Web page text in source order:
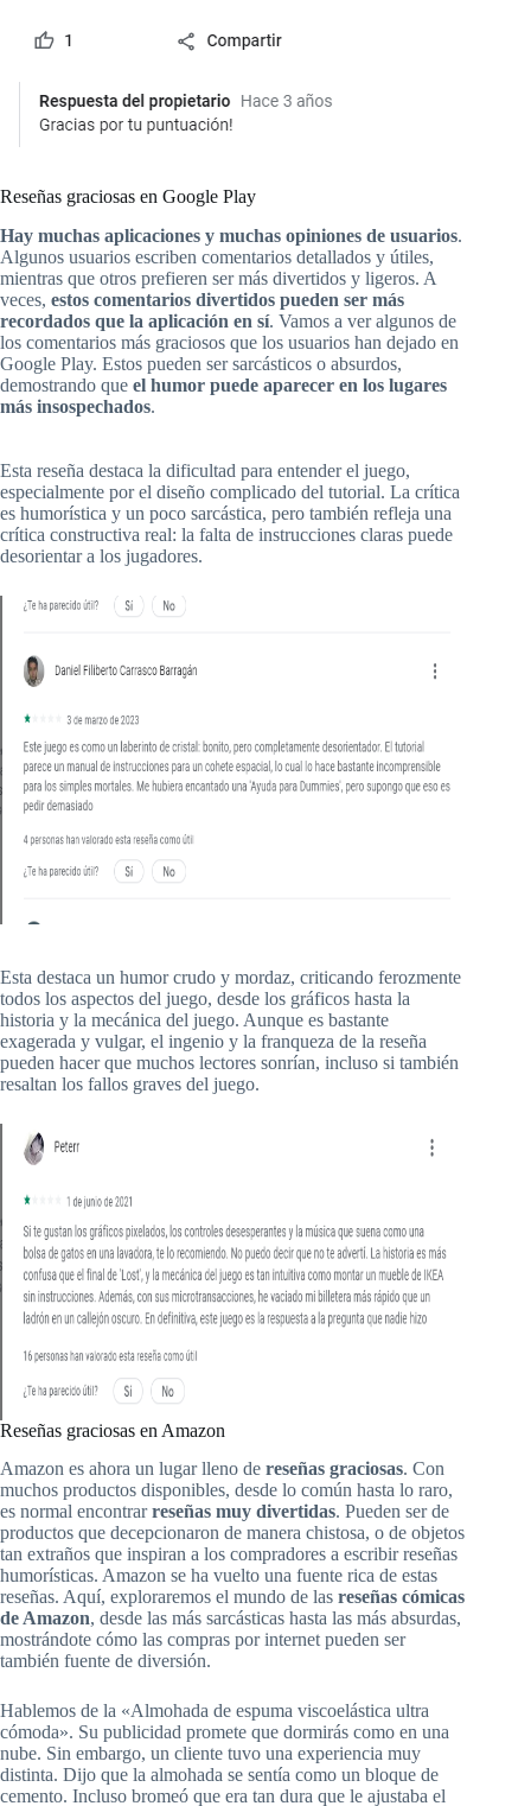
Reseñas graciosas en Google Play
Hay muchas aplicaciones y muchas opiniones de usuarios.
Algunos usuarios escriben comentarios detallados y útiles,
mientras que otros prefieren ser más divertidos y ligeros. A
veces, estos comentarios divertidos pueden ser más
recordados que la aplicación en sí. Vamos a ver algunos de
los comentarios más graciosos que los usuarios han dejado en
Google Play. Estos pueden ser sarcásticos o absurdos,
demostrando que el humor puede aparecer en los lugares
más insospechados.
Esta reseña destaca la dificultad para entender el juego,
especialmente por el diseño complicado del tutorial. La crítica
es humorística y un poco sarcástica, pero también refleja una
crítica constructiva real: la falta de instrucciones claras puede
desorientar a los jugadores.
Esta destaca un humor crudo y mordaz, criticando ferozmente
todos los aspectos del juego, desde los gráficos hasta la
historia y la mecánica del juego. Aunque es bastante
exagerada y vulgar, el ingenio y la franqueza de la reseña
pueden hacer que muchos lectores sonrían, incluso si también
resaltan los fallos graves del juego.
Reseñas graciosas en Amazon
Amazon es ahora un lugar lleno de reseñas graciosas. Con
muchos productos disponibles, desde lo común hasta lo raro,
es normal encontrarreseñas muy divertidas. Pueden ser de
productos que decepcionaron de manera chistosa, o de objetos
tan extraños que inspiran a los compradores a escribir reseñas
humorísticas. Amazon se ha vuelto una fuente rica de estas
reseñas. Aquí, exploraremos el mundo de las reseñas cómicas
de Amazon, desde las más sarcásticas hasta las más absurdas,
mostrándote cómo las compras por internet pueden ser
también fuente de diversión.
Hablemos de la «Almohada de espuma viscoelástica ultra
cómoda». Su publicidad promete que dormirás como en una
nube. Sin embargo, un cliente tuvo una experiencia muy
distinta. Dijo que la almohada se sentía como un bloque de
cemento. Incluso bromeó que era tan dura que le ajustaba el